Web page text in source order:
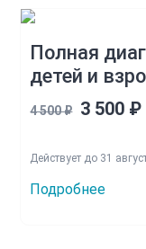
Полная
детей и
4 500 ₽ 3 500 ₽
Действует до 31
Подробнее